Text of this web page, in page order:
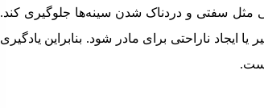
مثل سفتی و دردناک شدن سینه‌ها جلوگیری کند.
ناراحتی برای مادر شود. بنابراین یادگیری